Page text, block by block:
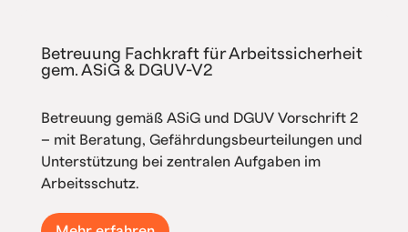
Betreuung Fachkraft für Arbeitssicherheit
gem. ASiG & DGUV-V2
Betreuung gemäß ASiG und DGUV Vorschrift 2
– mit Beratung, Gefährdungsbeurteilungen und
Unterstützung bei zentralen Aufgaben im
Arbeitsschutz.